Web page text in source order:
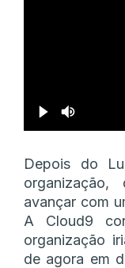
Depois do
organização,
avançar com
A Cloud9
organização
de agora em